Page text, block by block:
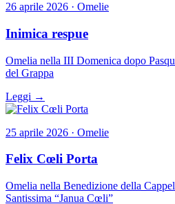
26 aprile 2026 · Omelie
Inimica respue
Omelia nella III Domenica dopo
del Grappa
Leggi →
25 aprile 2026 · Omelie
Felix Cœli Porta
Omelia nella Benedizione della
Santissima “Janua Cœli”